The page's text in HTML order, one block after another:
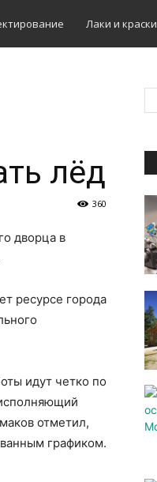
Лаки и краски
лёд
360
дворца в
ресурсе города
идут четко по
отметил,
графиком.